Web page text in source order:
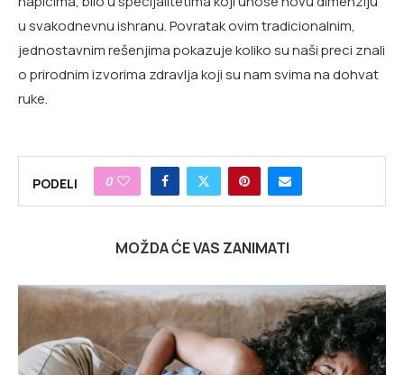
u svakodnevnu ishranu. Povratak ovim tradicionalnim,
jednostavnim rešenjima pokazuje koliko su naši preci znali
o prirodnim izvorima zdravlja koji su nam svima na dohvat
ruke.
PODELI 0
MOŽDA ĆE VAS ZANIMATI